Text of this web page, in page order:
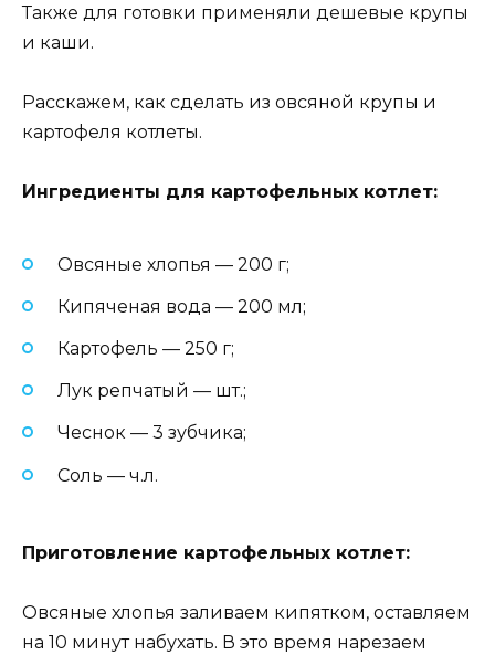
Также для готовки применяли дешевые крупы
и каши.
Расскажем, как сделать из овсяной крупы и
картофеля котлеты.
Ингредиенты для картофельных котлет:
Овсяные хлопья — 200 г;
Кипяченая вода — 200 мл;
Картофель — 250 г;
Лук репчатый — шт.;
Чеснок — 3 зубчика;
Соль — ч.л.
Приготовление картофельных котлет:
Овсяные хлопья заливаем кипятком, оставляем
на 10 минут набухать. В это время нарезаем